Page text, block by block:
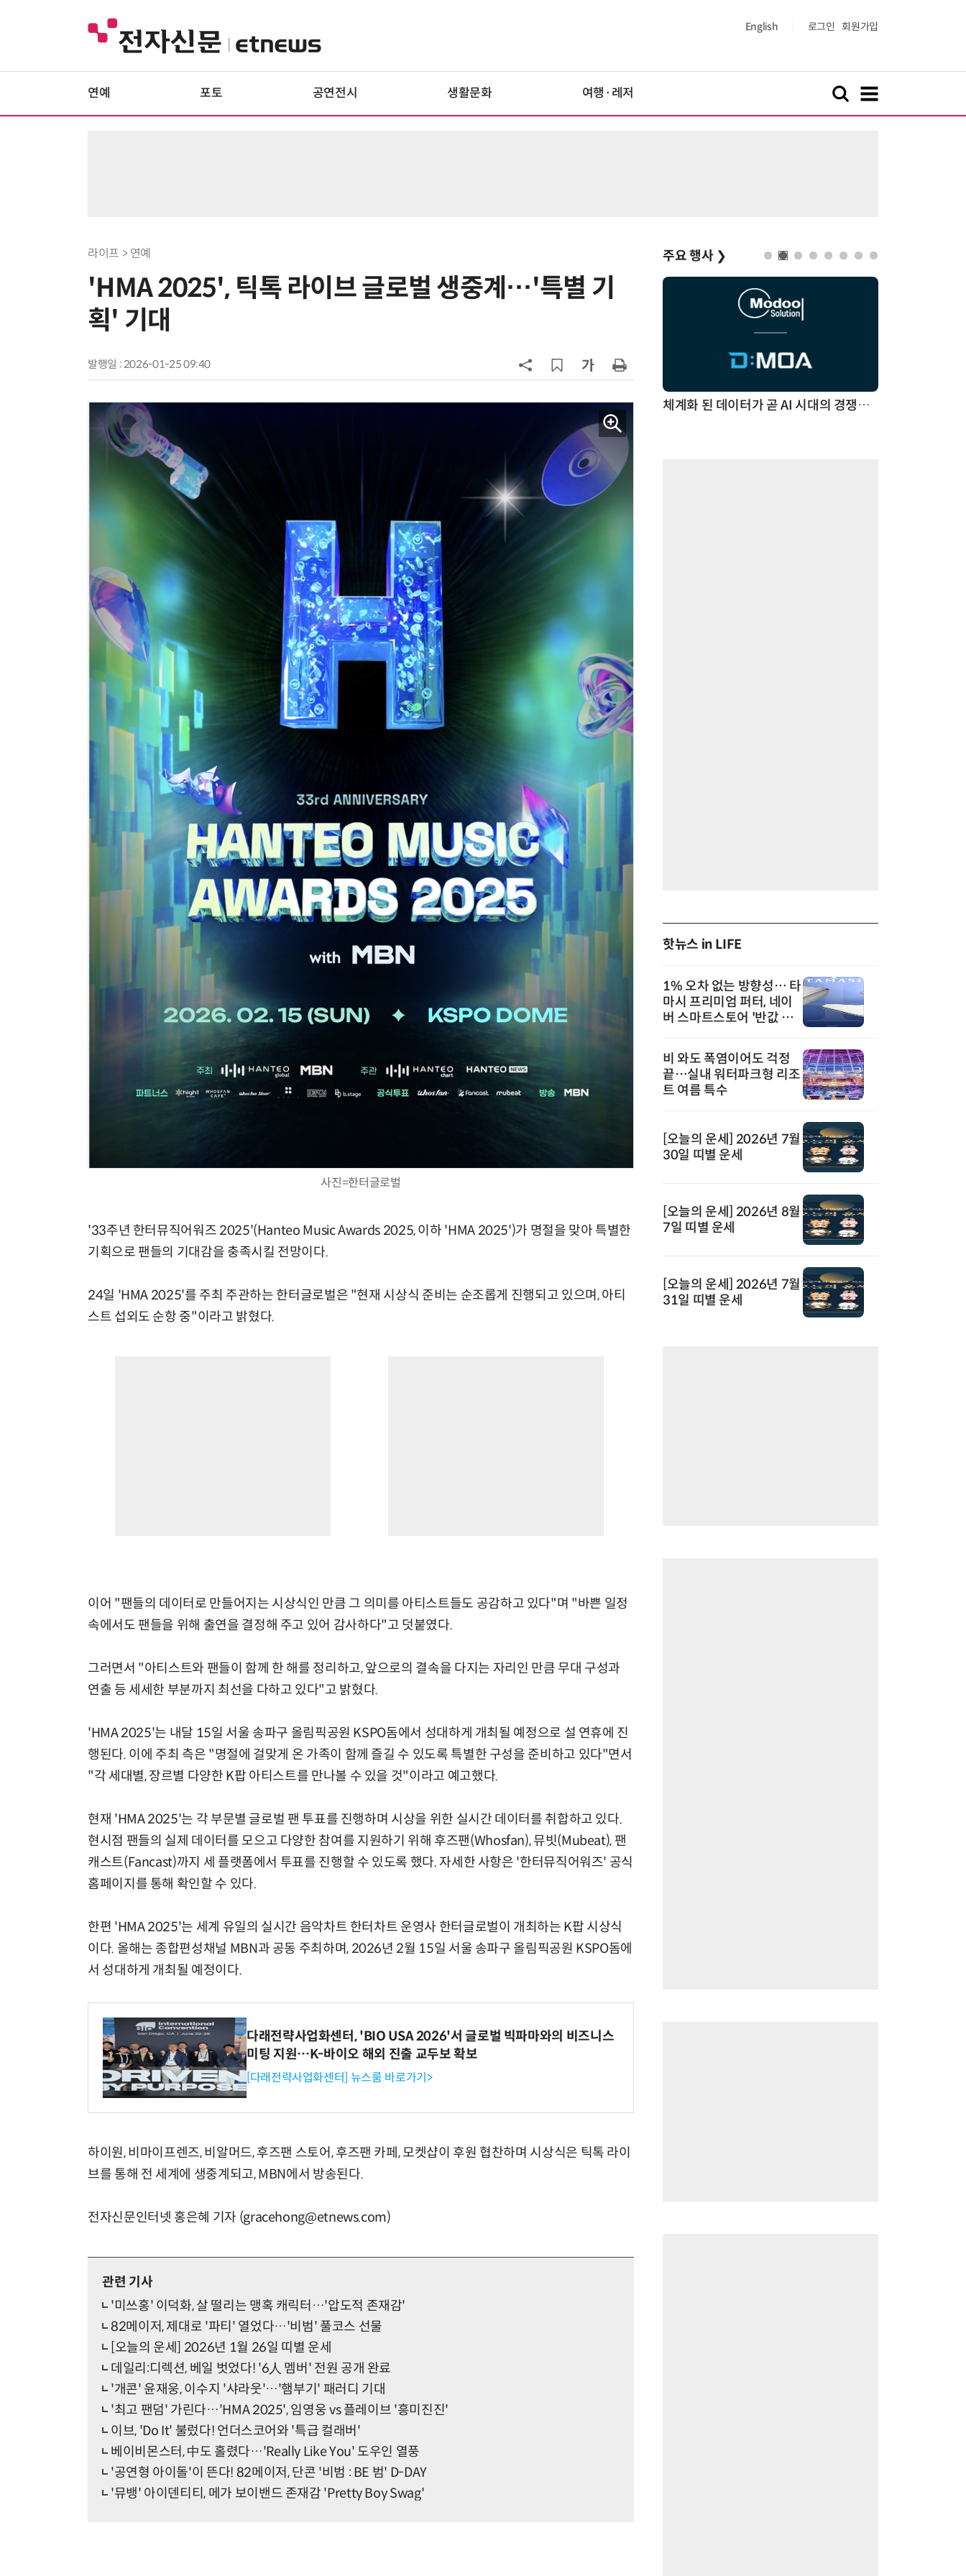
English 로그인 회원가입
연예 포토 공연전시 생활문화 여행·레저
라이프 > 연예
'HMA 2025', 틱톡 라이브 글로벌 생중계…'특별 기
획' 기대
발행일 : 2026-01-25 09:40
사진=한터글로벌
'33주년 한터뮤직어워즈 2025'(Hanteo Music Awards 2025, 이하 'HMA 2025')가 명절을 맞아 특별한
기획으로 팬들의 기대감을 충족시킬 전망이다.
24일 'HMA 2025'를 주최 주관하는 한터글로벌은 "현재 시상식 준비는 순조롭게 진행되고 있으며, 아티
스트 섭외도 순항 중"이라고 밝혔다.
이어 "팬들의 데이터로 만들어지는 시상식인 만큼 그 의미를 아티스트들도 공감하고 있다"며 "바쁜 일정
속에서도 팬들을 위해 출연을 결정해 주고 있어 감사하다"고 덧붙였다.
그러면서 "아티스트와 팬들이 함께 한 해를 정리하고, 앞으로의 결속을 다지는 자리인 만큼 무대 구성과
연출 등 세세한 부분까지 최선을 다하고 있다"고 밝혔다.
'HMA 2025'는 내달 15일 서울 송파구 올림픽공원 KSPO돔에서 성대하게 개최될 예정으로 설 연휴에 진
행된다. 이에 주최 측은 "명절에 걸맞게 온 가족이 함께 즐길 수 있도록 특별한 구성을 준비하고 있다"면서
"각 세대별, 장르별 다양한 K팝 아티스트를 만나볼 수 있을 것"이라고 예고했다.
현재 'HMA 2025'는 각 부문별 글로벌 팬 투표를 진행하며 시상을 위한 실시간 데이터를 취합하고 있다.
현시점 팬들의 실제 데이터를 모으고 다양한 참여를 지원하기 위해 후즈팬(Whosfan), 뮤빗(Mubeat), 팬
캐스트(Fancast)까지 세 플랫폼에서 투표를 진행할 수 있도록 했다. 자세한 사항은 '한터뮤직어워즈' 공식
홈페이지를 통해 확인할 수 있다.
한편 'HMA 2025'는 세계 유일의 실시간 음악차트 한터차트 운영사 한터글로벌이 개최하는 K팝 시상식
이다. 올해는 종합편성채널 MBN과 공동 주최하며, 2026년 2월 15일 서울 송파구 올림픽공원 KSPO돔에
서 성대하게 개최될 예정이다.
다래전략사업화센터, 'BIO USA 2026'서 글로벌 빅파마와의 비즈니스
미팅 지원…K-바이오 해외 진출 교두보 확보
[다래전략사업화센터] 뉴스룸 바로가기>
하이원, 비마이프렌즈, 비알머드, 후즈팬 스토어, 후즈팬 카페, 모켓샵이 후원 협찬하며 시상식은 틱톡 라이
브를 통해 전 세계에 생중계되고, MBN에서 방송된다.
전자신문인터넷 홍은혜 기자 (gracehong@etnews.com)
관련 기사
'미쓰홍' 이덕화, 살 떨리는 맹혹 캐릭터…'압도적 존재감'
82메이저, 제대로 '파티' 열었다…'비범' 풀코스 선물
[오늘의 운세] 2026년 1월 26일 띠별 운세
데일리:디렉션, 베일 벗었다! '6人 멤버' 전원 공개 완료
'개콘' 윤재웅, 이수지 '샤라웃'…'햄부기' 패러디 기대
'최고 팬덤' 가린다…'HMA 2025', 임영웅 vs 플레이브 '흥미진진'
이브, 'Do It' 불렀다! 언더스코어와 '특급 컬래버'
베이비몬스터, 中도 홀렸다…'Really Like You' 도우인 열풍
'공연형 아이돌'이 뜬다! 82메이저, 단콘 '비범 : BE 범' D-DAY
'뮤뱅' 아이덴티티, 메가 보이밴드 존재감 'Pretty Boy Swag'
주요 행사 ❯
AI Native Enterprise를 지원하는 AI Ready Data 플랫폼 활용 전략 AI 시대의 옵저버빌리티: GPU·LLM 모니터링부터 AI 기반 장애 대응까지 체계화 된 데이터가 곧 AI 시대의 경쟁력이다
핫뉴스 in LIFE
1% 오차 없는 방향성… 타
마시 프리미엄 퍼터, 네이
버 스마트스토어 '반값 할
비 와도 폭염이어도 걱정
끝…실내 워터파크형 리조
트 여름 특수
[오늘의 운세] 2026년 7월
30일 띠별 운세
[오늘의 운세] 2026년 8월
7일 띠별 운세
[오늘의 운세] 2026년 7월
31일 띠별 운세